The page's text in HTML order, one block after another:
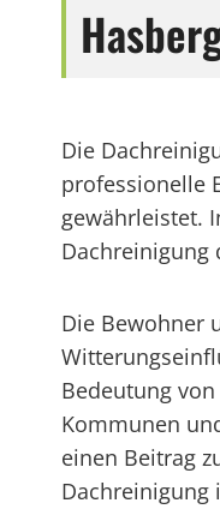
Die
professionelle
gewährleistet.
Dachreinigung
Die Bewohner
Bedeutung
Kommunen
einen Beitrag
Dachreinigung